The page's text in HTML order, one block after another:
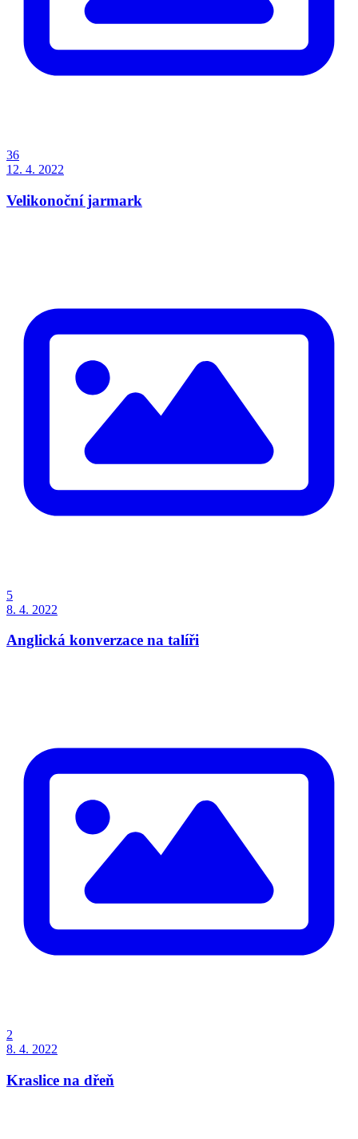
36
12. 4. 2022
Velikonoční jarmark
5
8. 4. 2022
Anglická konverzace na talíři
2
8. 4. 2022
Kraslice na dřeň